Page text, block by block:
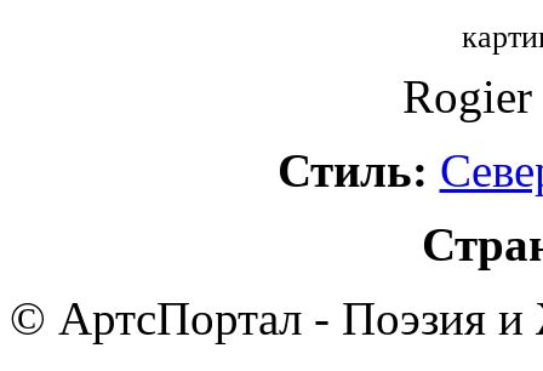
Rogier
Стиль:
© АртсПортал - Поэзия